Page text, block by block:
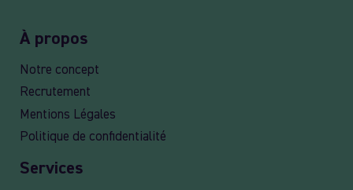
À propos
Notre concept
Recrutement
Mentions Légales
Politique de confidentialité
Services